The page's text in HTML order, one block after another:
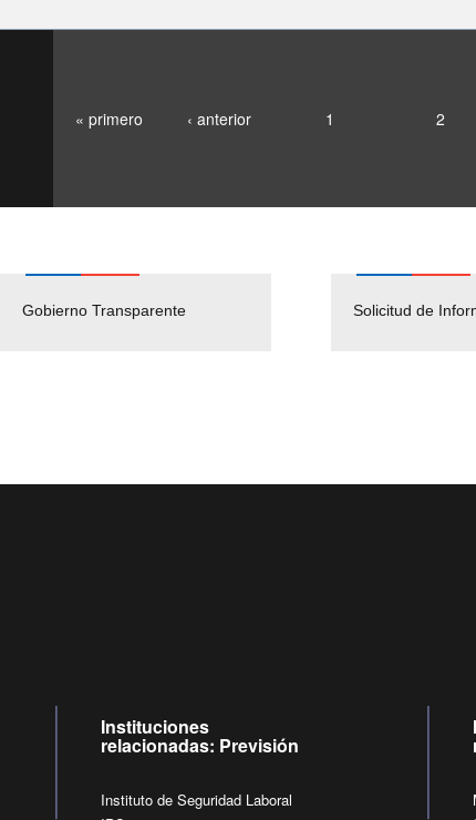
« primero ‹ anterior 1 2
Gobierno Transparente Solicitud de
Pago Proveedores
Instituciones
relacionadas: Previsión
Instituto de Seguridad Laboral